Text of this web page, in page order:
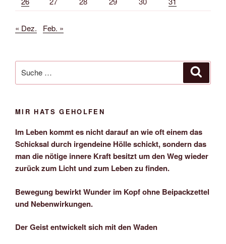
« Dez. Feb. »
nach:
MIR HATS GEHOLFEN
Im Leben kommt es nicht darauf an wie oft einem das
Schicksal durch irgendeine Hölle schickt, sondern das
man die nötige innere Kraft besitzt um den Weg wieder
zurück zum Licht und zum Leben zu finden.
Bewegung bewirkt Wunder im Kopf ohne Beipackzettel
und Nebenwirkungen.
Der Geist entwickelt sich mit den Waden